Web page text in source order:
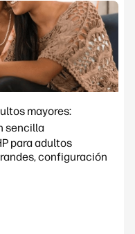
mayores:
sencilla
para adultos
configuración